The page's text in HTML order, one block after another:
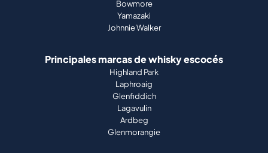
Bowmore
Yamazaki
Johnnie Walker
Principales marcas de whisky escocés
Highland Park
Laphroaig
Glenfiddich
Lagavulin
Ardbeg
Glenmorangie